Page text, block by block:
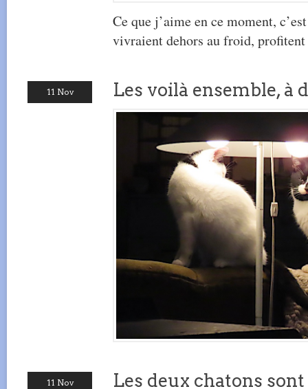
Ce que j’aime en ce moment,
vivraient dehors au froid, profitent
11 Nov Les voilà ensemble, à
11 Nov
Les deux chatons